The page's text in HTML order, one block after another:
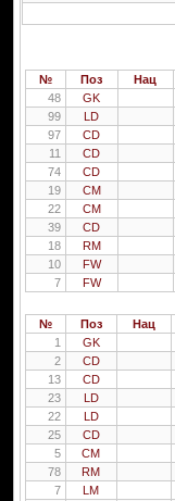
№ Поз Нац
48
GK
99
LD
97
CD
11
CD
74
CD
19
CM
22
CM
39
CD
18
RM
10
FW
7
FW
№ Поз Нац
1
GK
2
CD
13
CD
23
LD
22
LD
25
CD
5
CM
78
RM
7
LM